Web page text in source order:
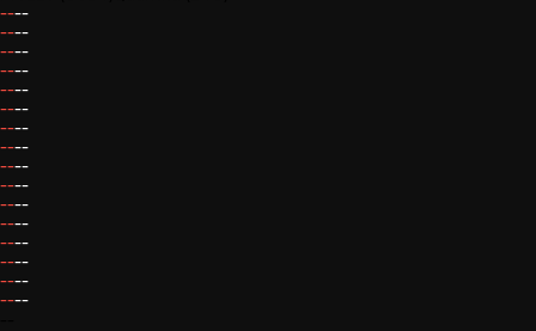
----
----
----
----
----
----
----
----
----
----
----
----
----
----
----
----